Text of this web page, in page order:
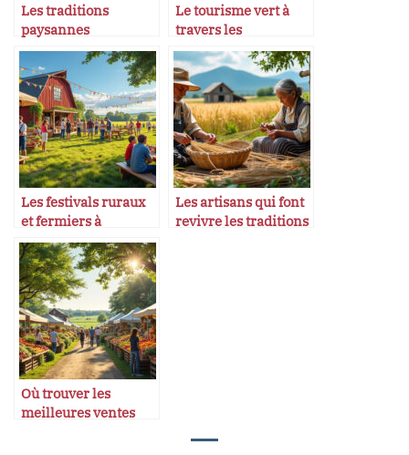
Les traditions
paysannes
transformées en
festivals
Le tourisme vert à
travers les
campagnes
françaises
Les festivals ruraux
et fermiers à
découvrir
Les artisans qui font
revivre les traditions
Où trouver les
meilleures ventes